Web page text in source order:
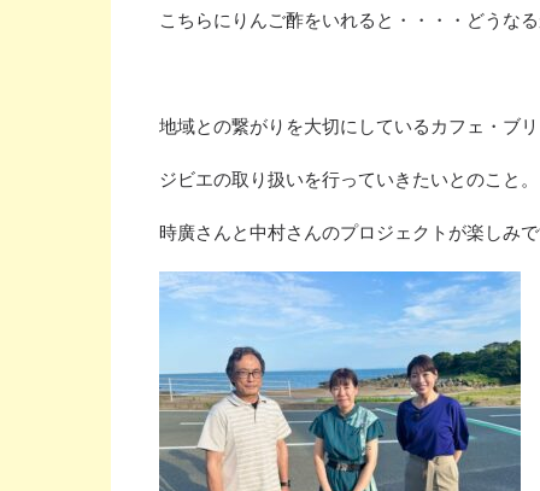
こちらにりんご酢をいれると・・・・どうな
地域との繋がりを大切にしているカフェ・ブ
ジビエの取り扱いを行っていきたいとのこと。
時廣さんと中村さんのプロジェクトが楽しみ